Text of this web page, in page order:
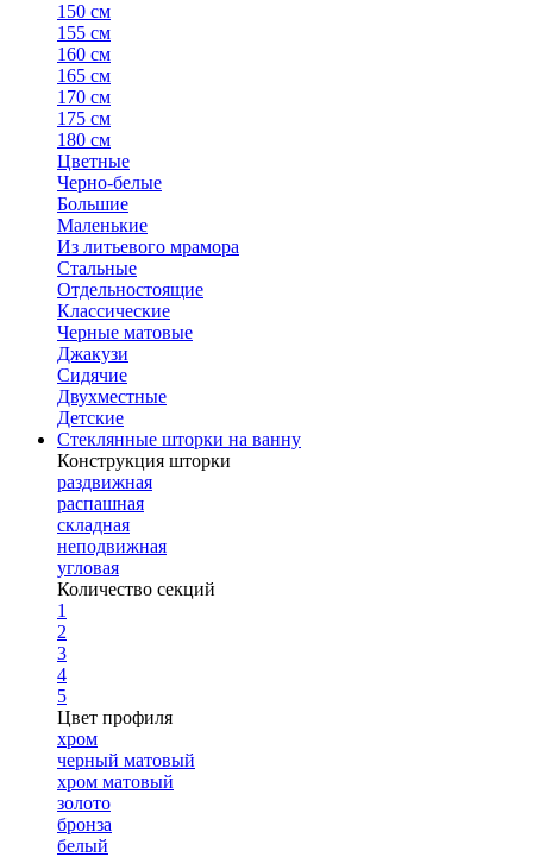
150 см
155 см
160 см
165 см
170 см
175 см
180 см
Цветные
Черно-белые
Большие
Маленькие
Из литьевого мрамора
Стальные
Отдельностоящие
Классические
Черные матовые
Джакузи
Сидячие
Двухместные
Детские
Стеклянные шторки на ванну
Конструкция шторки
раздвижная
распашная
складная
неподвижная
угловая
Количество секций
1
2
3
4
5
Цвет профиля
хром
черный матовый
хром матовый
золото
бронза
белый